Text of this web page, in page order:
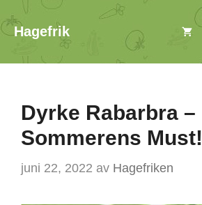
Hopp
til
innhold
Hagefrik
Dyrke Rabarbra –
Sommerens Must!
juni 22, 2022 av Hagefriken